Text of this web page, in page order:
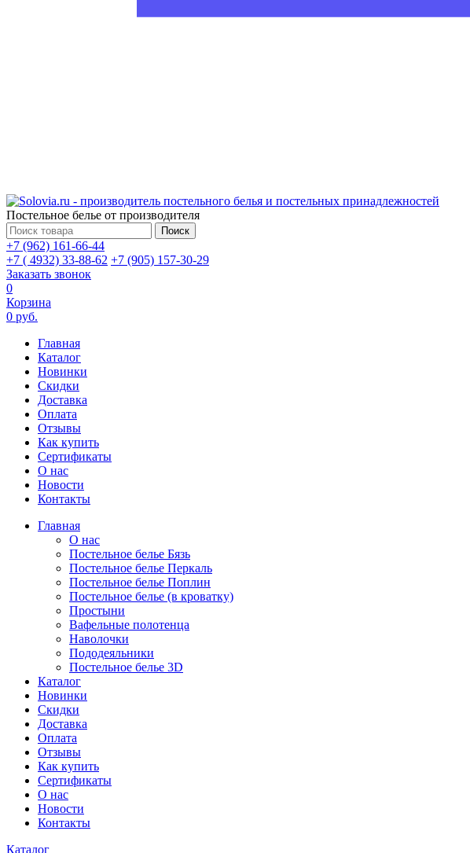
Постельное белье от производителя
Поиск
+7 (962) 161-66-44
+7 ( 4932) 33-88-62 +7 (905) 157-30-29
Заказать звонок
0
Корзина
0 руб.
Главная
Каталог
Новинки
Скидки
Доставка
Оплата
Отзывы
Как купить
Сертификаты
О нас
Новости
Контакты
Главная
О нас
Постельное белье Бязь
Постельное белье Перкаль
Постельное белье Поплин
Постельное белье (в кроватку)
Простыни
Вафельные полотенца
Наволочки
Пододеяльники
Постельное белье 3D
Каталог
Новинки
Скидки
Доставка
Оплата
Отзывы
Как купить
Сертификаты
О нас
Новости
Контакты
Каталог